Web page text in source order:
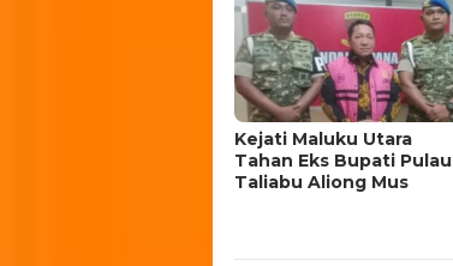
Kejati Maluku Utara
Tahan Eks Bupati Pulau
Taliabu Aliong Mus